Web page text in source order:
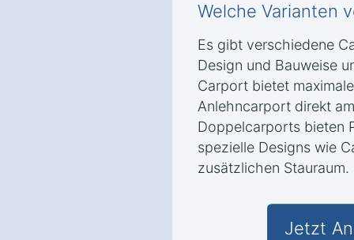
Welche Varianten
Es gibt verschiedene
Design und Bauweise
Carport bietet
Anlehncarport direkt
Doppelcarports bieten
spezielle Designs wie
zusätzlichen Stauraum.
Jetzt